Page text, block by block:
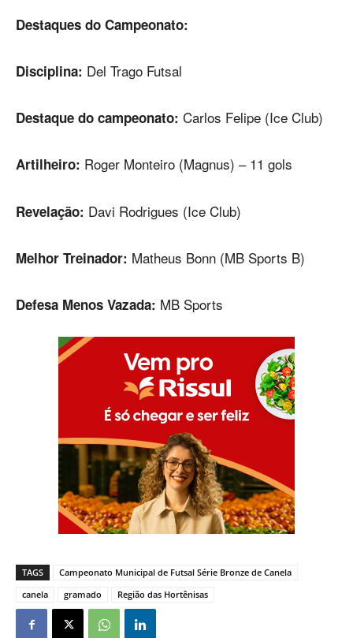
Destaques do Campeonato:
Disciplina: Del Trago Futsal
Destaque do campeonato: Carlos Felipe (Ice Club)
Artilheiro: Roger Monteiro (Magnus) – 11 gols
Revelação: Davi Rodrigues (Ice Club)
Melhor Treinador: Matheus Bonn (MB Sports B)
Defesa Menos Vazada: MB Sports
TAGS
Campeonato Municipal de Futsal Série Bronze de Canela
canela
gramado Região das Hortênisas